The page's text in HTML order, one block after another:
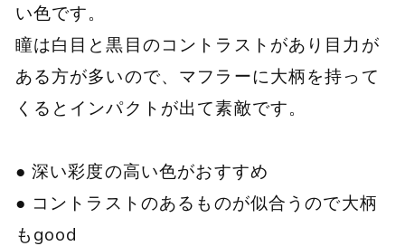
い色です。
瞳は白目と黒目のコントラストがあり目力が
ある方が多いので、マフラーに大柄を持って
くるとインパクトが出て素敵です。
● 深い彩度の高い色がおすすめ
● コントラストのあるものが似合うので大柄
もgood